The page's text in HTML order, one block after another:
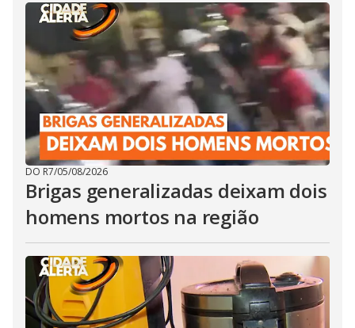
DO R7/05/08/2026
Brigas generalizadas deixam dois
homens mortos na região